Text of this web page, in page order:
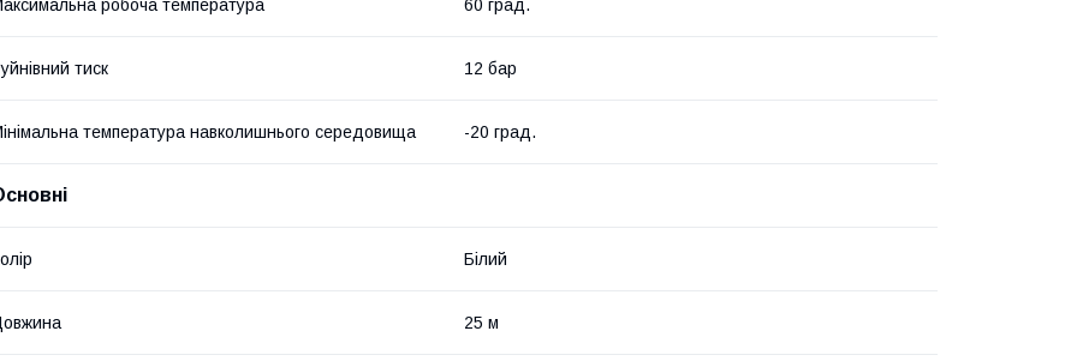
робоча температура 60 град.
тиск 12 бар
температура навколишнього середовища -20 град.
Білий
25 м